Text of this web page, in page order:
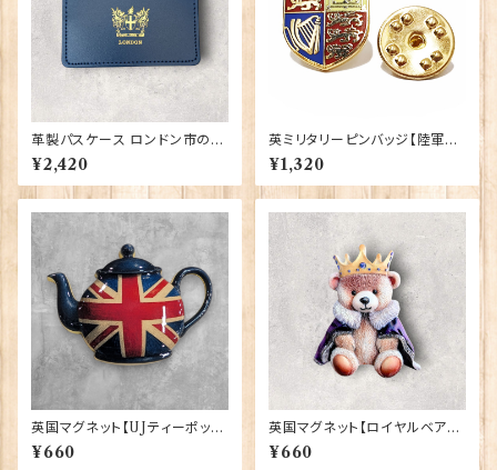
革製パスケース ロンドン市の紋
章入り【Navy】R.C.Brady 90
381-Navy
¥2,420
英ミリタリーピンバッジ【陸軍=R
oyal Cypher】Tradition 900
43-M040
¥1,320
英国マグネット【UJティーポッ
ト】Elgate Products 90030
¥660
英国マグネット【ロイヤルベア】E
lgate Products 90030（799
13）
¥660